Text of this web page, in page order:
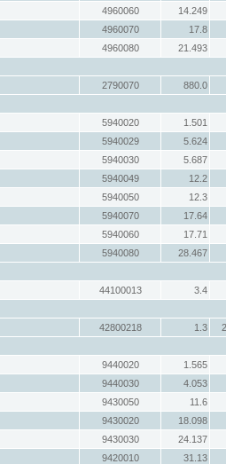
4960060
14.249
4960070
17.8
4960080
21.493
2790070
880.0
5940020
1.501
5940029
5.624
5940030
5.687
5940049
12.2
5940050
12.3
5940070
17.64
5940060
17.71
5940080
28.467
44100013
3.4
42800218 1.3
9440020
1.565
9440030
4.053
9430050
11.6
9430020
18.098
9430030
24.137
9420010
31.13